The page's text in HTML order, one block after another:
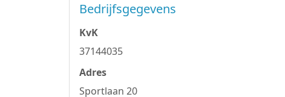
Bedrijfsgegevens
KvK
37144035
Adres
Sportlaan 20